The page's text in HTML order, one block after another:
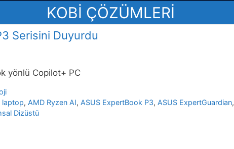
KOBİ ÇÖZÜMLERI
Serisini Duyurdu
yönlü Copilot+ PC
laptop, AMD Ryzen AI, ASUS ExpertBook P3, ASUS ExpertGuardian,
Dizüstü